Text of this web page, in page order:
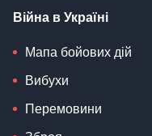
Війна в Україні
Мапа бойових дій
Вибухи
Перемовини